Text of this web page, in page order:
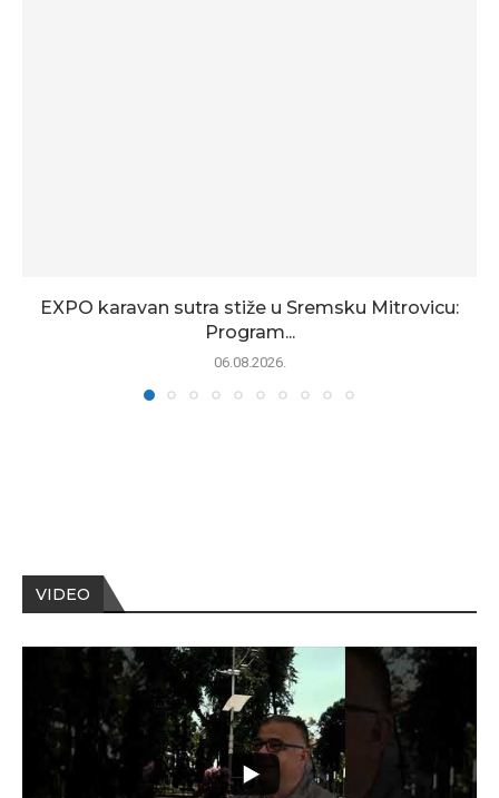
EXPO karavan sutra stiže u Sremsku Mitrovicu:
Program...
06.08.2026.
VIDEO